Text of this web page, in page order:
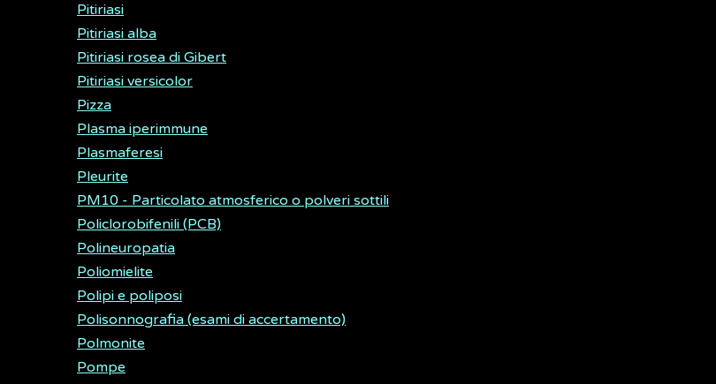
Pitiriasi
Pitiriasi alba
Pitiriasi rosea di Gibert
Pitiriasi versicolor
Pizza
Plasma iperimmune
Plasmaferesi
Pleurite
PM10 - Particolato atmosferico o polveri sottili
Policlorobifenili (PCB)
Polineuropatia
Poliomielite
Polipi e poliposi
Polisonnografia (esami di accertamento)
Polmonite
Pompe